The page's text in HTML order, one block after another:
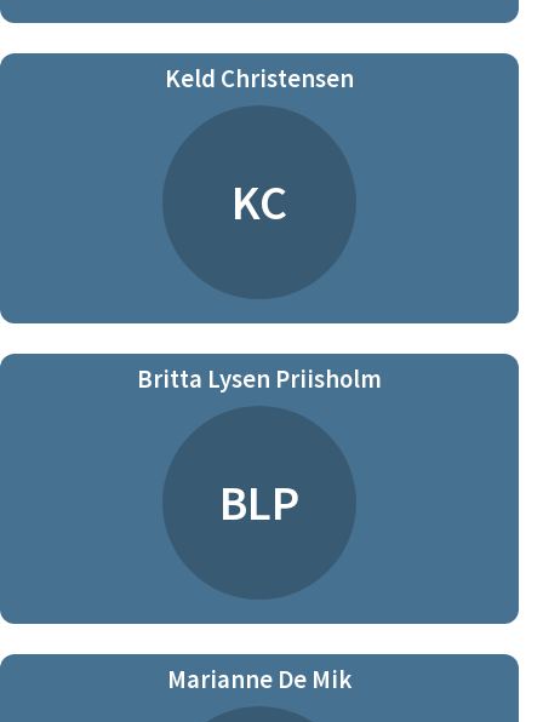
Keld Christensen
KC
Britta Lysen Priisholm
BLP
Marianne De Mik